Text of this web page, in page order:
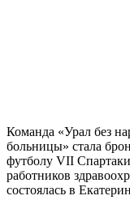
Команда «Урал без
больницы» стала
футболу VII
работников
состоялась в